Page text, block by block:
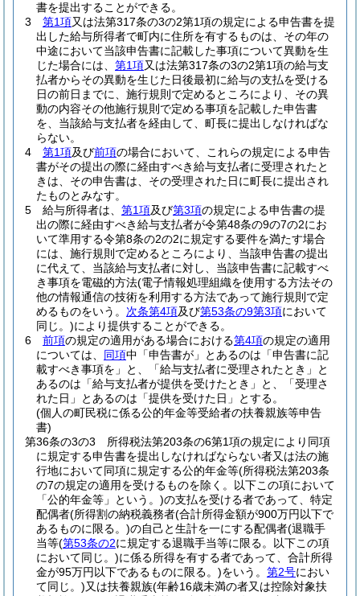
書を提出することができる。
3
第1項又は法第317条の3の2第1項の規定による申告書を提
出した給与所得者で町内に住所を有するものは、その年の
中途において当該申告書に記載した事項について異動を生
じた場合には、 第1項又は法第317条の3の2第1項の給与支
払者からその異動を生じた日後最初に給与の支払を受ける
日の前日までに、施行規則で定めるところにより、その異
動の内容その他施行規則で定める事項を記載した申告書
を、当該給与支払者を経由して、町長に提出しなければな
らない。
4
第1項及び前項の場合において、これらの規定による申告
書がその提出の際に経由すべき給与支払者に受理されたと
きは、その申告書は、その受理された日に町長に提出され
たものとみなす。
5
給与所得者は、 第1項及び第3項の規定による申告書の提
出の際に経由すべき給与支払者が令第48条の9の7の2にお
いて準用する令第8条の2の2に規定する要件を満たす場合
には、施行規則で定めるところにより、当該申告書の提出
に代えて、当該給与支払者に対し、当該申告書に記載すべ
き事項を電磁的方法(電子情報処理組織を使用する方法その
他の情報通信の技術を利用する方法であって施行規則で定
めるものをいう。 次条第4項及び第53条の9第3項において
同じ。)により提供することができる。
6
前項の規定の適用がある場合における第4項の規定の適用
については、 同項中「申告書が」とあるのは「申告書に記
載すべき事項を」と、「給与支払者に受理されたとき」と
あるのは「給与支払者が提供を受けたとき」と、「受理さ
れた日」とあるのは「提供を受けた日」とする。
(個人の町民税に係る公的年金等受給者の扶養親族等申告
書)
第36条の3の3
所得税法第203条の6第1項の規定により同項
に規定する申告書を提出しなければならない者又は法の施
行地において同項に規定する公的年金等(所得税法第203条
の7の規定の適用を受けるものを除く。以下この項において
「公的年金等」という。)の支払を受ける者であって、特定
配偶者(所得割の納税義務者(合計所得金額が900万円以下で
あるものに限る。)の自己と生計を一にする配偶者(退職手
当等(第53条の2に規定する退職手当等に限る。以下この項
において同じ。)に係る所得を有する者であって、合計所得
金が95万円以下であるものに限る。)をいう。 第2号におい
て同じ。)又は扶養親族(年齢16歳未満の者又は控除対象扶